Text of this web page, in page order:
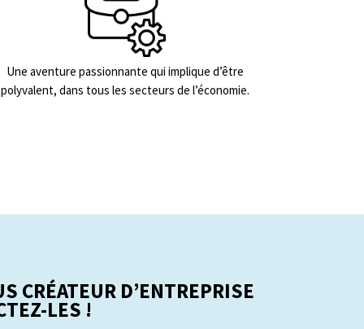
Une aventure passionnante qui implique d’être
polyvalent, dans tous les secteurs de l’économie.
CRÉATEUR D’ENTREPRISE
LES !